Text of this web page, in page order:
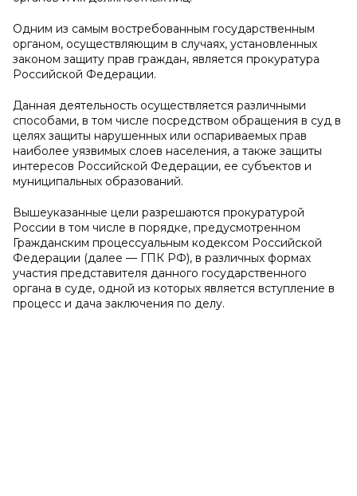
Одним из самым востребованным государственным
органом, осуществляющим в случаях, установленных
законом защиту прав граждан, является прокуратура
Российской Федерации.
Данная деятельность осуществляется различными
способами, в том числе посредством обращения в суд в
целях защиты нарушенных или оспариваемых прав
наиболее уязвимых слоев населения, а также защиты
интересов Российской Федерации, ее субъектов и
муниципальных образований.
Вышеуказанные цели разрешаются прокуратурой
России в том числе в порядке, предусмотренном
Гражданским процессуальным кодексом Российской
Федерации (далее — ГПК РФ), в различных формах
участия представителя данного государственного
органа в суде, одной из которых является вступление в
процесс и дача заключения по делу.